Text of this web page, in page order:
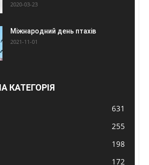
2020-03-23
Міжнародний день птахів
2021-11-01
КАТЕГОРІЯ
631
255
198
172